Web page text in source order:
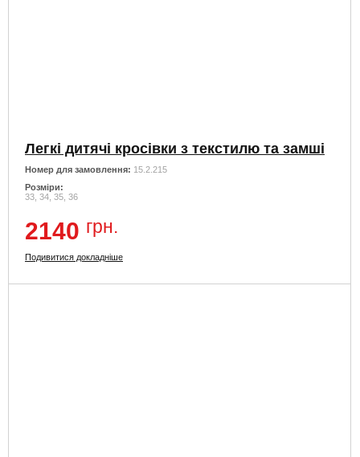
Легкі дитячі кросівки з текстилю та замші
Номер для замовлення: 15.2.215
Розміри:
33, 34, 35, 36
2140 грн.
Подивитися докладніше